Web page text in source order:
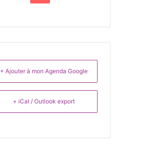
+ Ajouter à mon Agenda Google
+ iCal / Outlook export